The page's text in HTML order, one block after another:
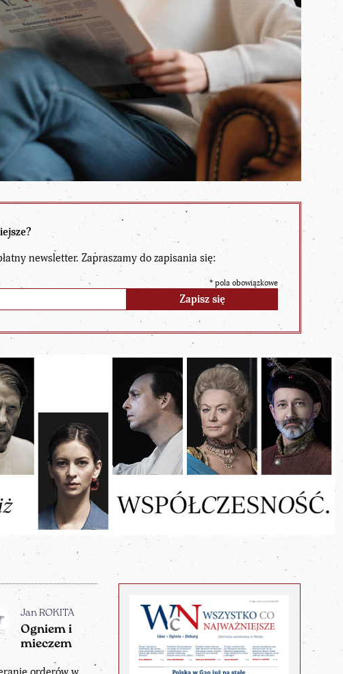
newsletter. Zapraszamy do zapisania się:
*pola obowiązkowe
Jan ROKITA
Ogniem i
mieczem